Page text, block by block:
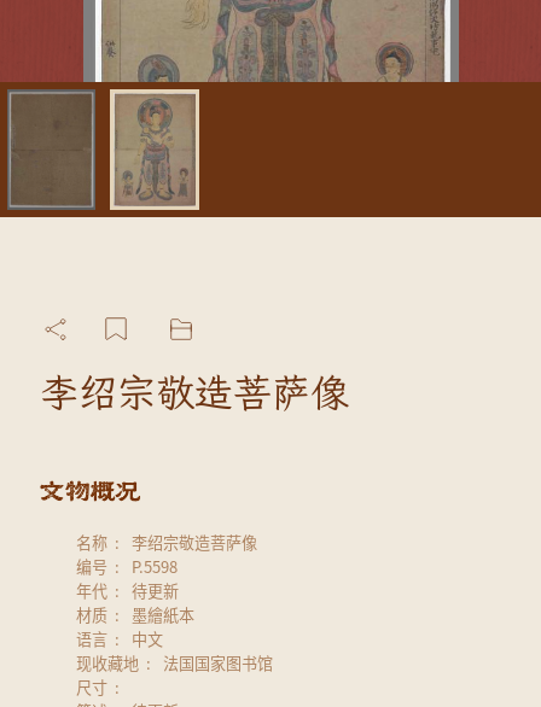
李绍宗敬造菩萨像
名称
李绍宗敬造菩萨像
编号
P.5598
年代
待更新
材质
墨繪紙本
语言
中文
现收藏地
法国国家图书馆
尺寸